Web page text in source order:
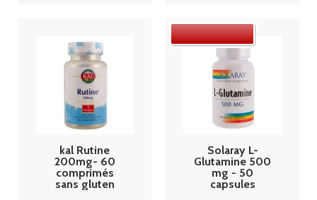
kal Rutine
200mg- 60
comprimés
sans gluten
Solaray L-
Glutamine 500
mg - 50
capsules